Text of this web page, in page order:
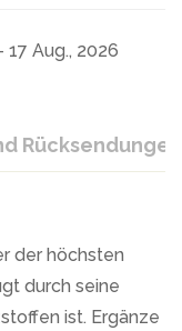
17 Aug., 2026
Rücksendungen
der höchsten
durch seine
ist. Ergänze